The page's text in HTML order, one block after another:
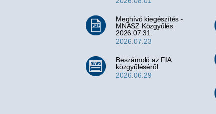
Meghívó kiegészítés -
MNASZ Közgyűlés
2026.07.31.
2026.07.23
Beszámoló az FIA
közgyűléséről
2026.06.29